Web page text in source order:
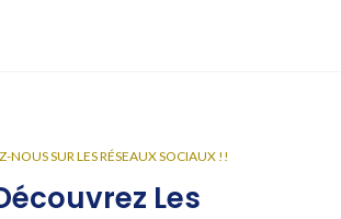
NOUS SUR LES RÉSEAUX SOCIAUX !!
Les